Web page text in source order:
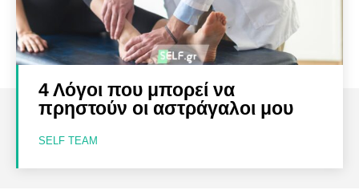
4 Λόγοι που μπορεί να
πρηστούν οι αστράγαλοι μου
SELF TEAM